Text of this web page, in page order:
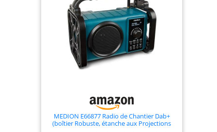
MEDION E66877 Radio de Chantier Dab+
(boîtier Robuste, étanche aux Projections